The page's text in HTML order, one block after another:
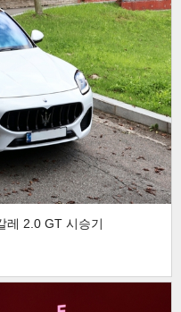
레 2.0 GT 시승기